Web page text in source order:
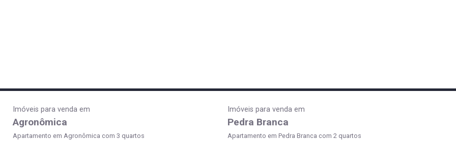
Imóveis para venda em
Agronômica
Apartamento em Agronômica com 3 quartos
Imóveis para venda em
Pedra Branca
Apartamento em Pedra Branca com 2 quartos